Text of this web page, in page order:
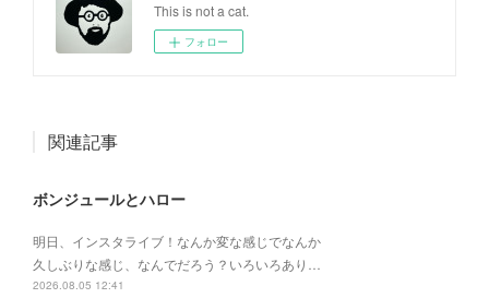
This is not a cat.
フォロー
関連記事
ボンジュールとハロー
明日、インスタライブ！なんか変な感じでなんか
久しぶりな感じ、なんでだろう？いろいろあり…
2026.08.05 12:41